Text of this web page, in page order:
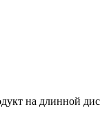
на длинной